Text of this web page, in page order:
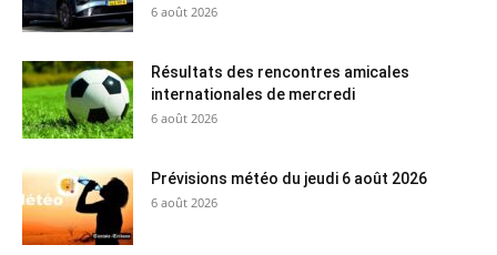
6 août 2026
Résultats des rencontres amicales
internationales de mercredi
6 août 2026
Prévisions météo du jeudi 6 août 2026
6 août 2026